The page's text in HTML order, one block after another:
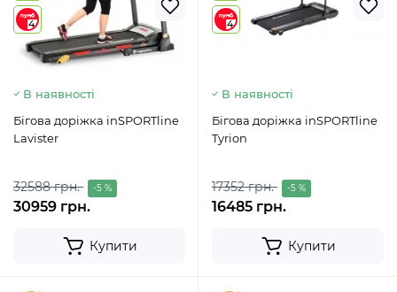
4
В наявності
Бігова доріжка inSPORTline
Lavister
32588 грн. -5 %
30959 грн.
Купити
4
В наявності
Бігова доріжка inSPORTline
Tyrion
17352 грн. -5 %
16485 грн.
Купити